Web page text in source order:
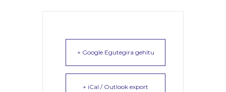
+ Google Egutegira gehitu
+ iCal / Outlook export